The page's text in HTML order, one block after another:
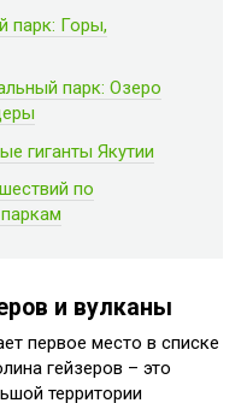
парк: Горы,
парк: Озеро
гиганты Якутии
по
и вулканы
первое место в списке
гейзеров – это
территории